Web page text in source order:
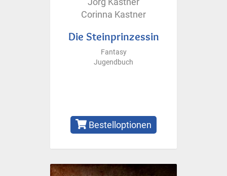
Corinna Kastner
Die Steinprinzessin
Fantasy
Jugendbuch
Bestelloptionen